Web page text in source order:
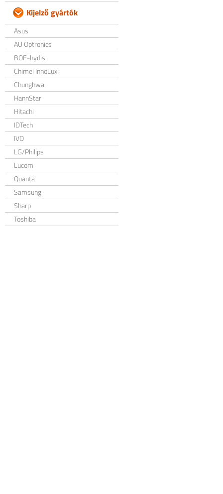
Kijelző gyártók
Asus
AU Optronics
BOE-hydis
Chimei InnoLux
Chunghwa
HannStar
Hitachi
IDTech
IVO
LG/Philips
Lucom
Quanta
Samsung
Sharp
Toshiba